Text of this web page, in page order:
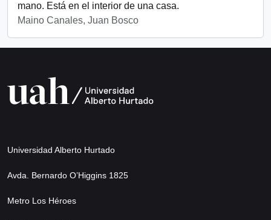
mano. Está en el interior de una casa.
Maino Canales, Juan Bosco
Universidad Alberto Hurtado
Avda. Bernardo O’Higgins 1825
Metro Los Héroes